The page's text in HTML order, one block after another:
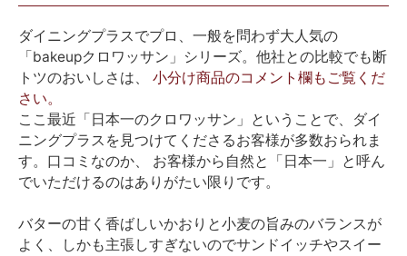
ダイニングプラスでプロ、一般を問わず大人気の
「bakeupクロワッサン」シリーズ。他社との比較でも断
トツのおいしさは、 小分け商品のコメント欄もご覧くだ
さい。
ここ最近「日本一のクロワッサン」ということで、ダイ
ニングプラスを見つけてくださるお客様が多数おられま
す。口コミなのか、 お客様から自然と「日本一」と呼ん
でいただけるのはありがたい限りです。
バターの甘く香ばしいかおりと小麦の旨みのバランスが
よく、しかも主張しすぎないのでサンドイッチやスイー